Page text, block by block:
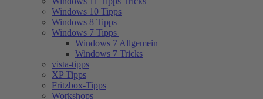
Windows 10 Tipps
Windows 8 Tipps
Windows 7 Tipps
Windows 7 Allgemein
Windows 7 Tricks
vista-tipps
XP Tipps
Fritzbox-Tipps
Workshops